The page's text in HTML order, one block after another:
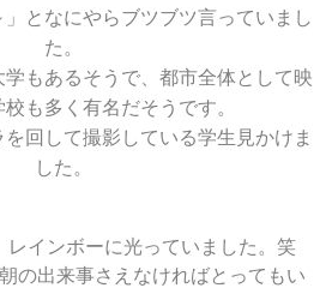
となにやらブツブツ言っていまし
た。
もあるそうで、都市全体として映
も多く有名だそうです。
回して撮影している学生見かけま
した。
レインボーに光っていました。笑
の出来事さえなければとってもい